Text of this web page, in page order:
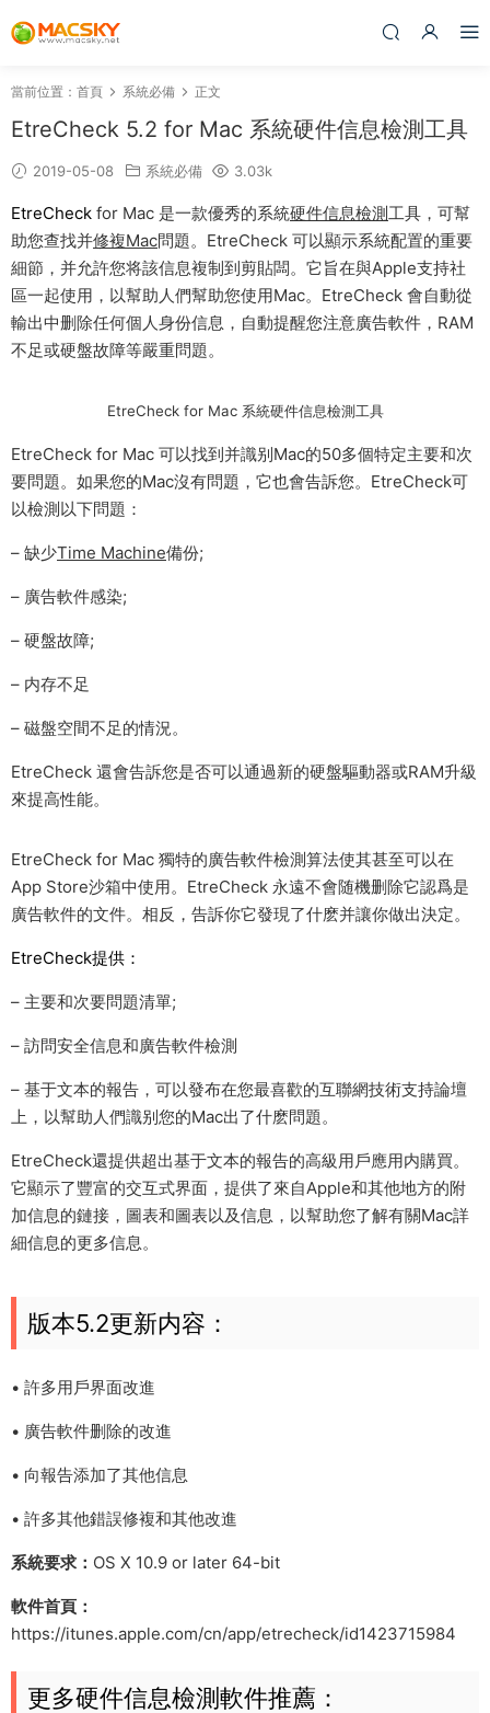
當前位置： 首頁 系統必備 正文
EtreCheck 5.2 for Mac 系統硬件信息檢測工具
2019-05-08 系統必備 3.03k
EtreCheck for Mac 是一款優秀的系統硬件信息檢測工具，可幫
助您查找并修複Mac問題。EtreCheck 可以顯示系統配置的重要
細節，并允許您将該信息複制到剪貼闆。它旨在與Apple支持社
區一起使用，以幫助人們幫助您使用Mac。EtreCheck 會自動從
輸出中删除任何個人身份信息，自動提醒您注意廣告軟件，RAM
不足或硬盤故障等嚴重問題。
EtreCheck for Mac 系統硬件信息檢測工具
EtreCheck for Mac 可以找到并識别Mac的50多個特定主要和次
要問題。如果您的Mac沒有問題，它也會告訴您。EtreCheck可
以檢測以下問題：
– 缺少Time Machine備份;
– 廣告軟件感染;
– 硬盤故障;
– 内存不足
– 磁盤空間不足的情況。
EtreCheck 還會告訴您是否可以通過新的硬盤驅動器或RAM升級
來提高性能。
EtreCheck for Mac 獨特的廣告軟件檢測算法使其甚至可以在
App Store沙箱中使用。EtreCheck 永遠不會随機删除它認爲是
廣告軟件的文件。相反，告訴你它發現了什麽并讓你做出決定。
EtreCheck提供：
– 主要和次要問題清單;
– 訪問安全信息和廣告軟件檢測
– 基于文本的報告，可以發布在您最喜歡的互聯網技術支持論壇
上，以幫助人們識别您的Mac出了什麽問題。
EtreCheck還提供超出基于文本的報告的高級用戶應用内購買。
它顯示了豐富的交互式界面，提供了來自Apple和其他地方的附
加信息的鏈接，圖表和圖表以及信息，以幫助您了解有關Mac詳
細信息的更多信息。
版本5.2更新内容：
• 許多用戶界面改進
• 廣告軟件删除的改進
• 向報告添加了其他信息
• 許多其他錯誤修複和其他改進
系統要求： OS X 10.9 or later 64-bit
軟件首頁：
https://itunes.apple.com/cn/app/etrecheck/id1423715984
更多硬件信息檢測軟件推薦：